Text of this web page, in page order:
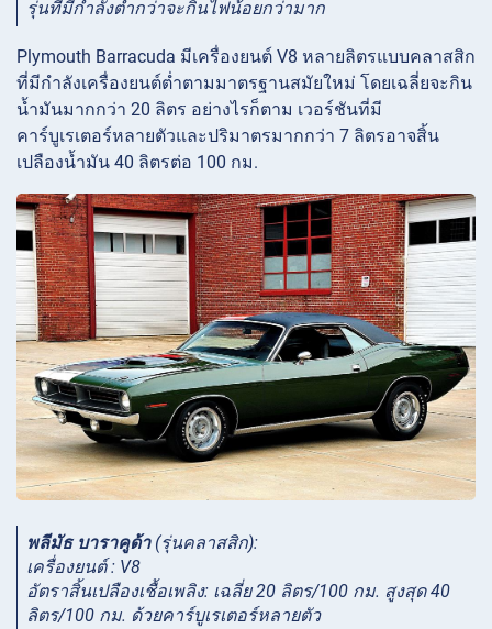
รุ่นที่มีกำลังต่ำกว่าจะกินไฟน้อยกว่ามาก
Plymouth Barracuda มีเครื่องยนต์ V8 หลายลิตรแบบคลาสสิก
ที่มีกำลังเครื่องยนต์ต่ำตามมาตรฐานสมัยใหม่ โดยเฉลี่ยจะกิน
น้ำมันมากกว่า 20 ลิตร อย่างไรก็ตาม เวอร์ชันที่มี
คาร์บูเรเตอร์หลายตัวและปริมาตรมากกว่า 7 ลิตรอาจสิ้น
เปลืองน้ำมัน 40 ลิตรต่อ 100 กม.
พลีมัธ บาราคูด้า(รุ่นคลาสสิก):
เครื่องยนต์ : V8
อัตราสิ้นเปลืองเชื้อเพลิง: เฉลี่ย 20 ลิตร/100 กม. สูงสุด 40
ลิตร/100 กม. ด้วยคาร์บูเรเตอร์หลายตัว